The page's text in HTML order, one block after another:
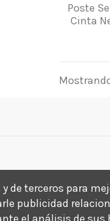
Poste
Cinta
de terceros para
publicidad